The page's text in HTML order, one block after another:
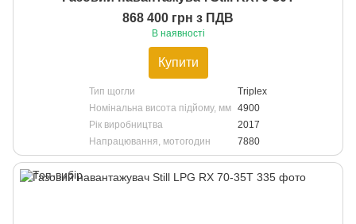
868 400 грн з ПДВ
В наявності
Купити
Тип щогли
Triplex
Номінальна висота підйому, мм 4900
Рік виробництва
2017
Напрацювання, мотогодин
7880